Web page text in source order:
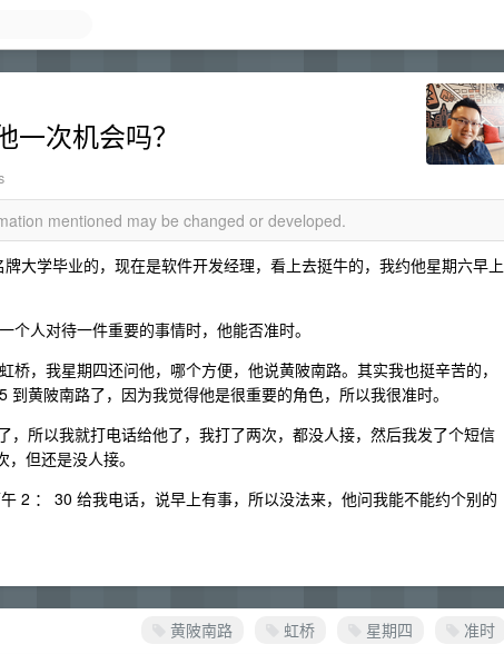
次机会吗？
mentioned may be changed or developed.
大学毕业的，现在是软件开发经理，看上去挺牛的，我约他星期六早上
人对待一件重要的事情时，他能否准时。
，我星期四还问他，哪个方便，他说黄陂南路。其实我也挺辛苦的，
黄陂南路了，因为我觉得他是很重要的角色，所以我很准时。
所以我就打电话给他了，我打了两次，都没人接，然后我发了个短信
但还是没人接。
2 ： 30 给我电话，说早上有事，所以没法来，他问我能不能约个别的
黄陂南路 虹桥 星期四 准时